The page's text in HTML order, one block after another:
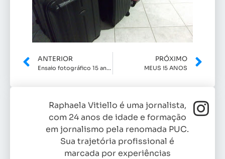
ANTERIOR
Ensaio fotográfico 15 anos (Parte 2)
PRÓXIMO
MEUS !5 ANOS
Raphaela Vitiello é uma jornalista,
com 24 anos de idade e formação
em jornalismo pela renomada PUC.
Sua trajetória profissional é
marcada por experiências